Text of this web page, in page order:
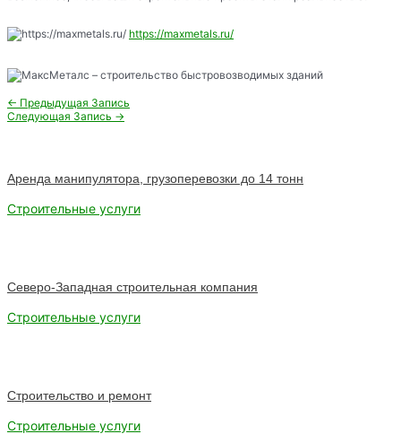
https://maxmetals.ru/
Навигация
по
← Предыдущая Запись
Следующая Запись →
Аренда манипулятора, грузоперевозки до 14 тонн
Строительные услуги
Северо-Западная строительная компания
Строительные услуги
Строительство и ремонт
Строительные услуги